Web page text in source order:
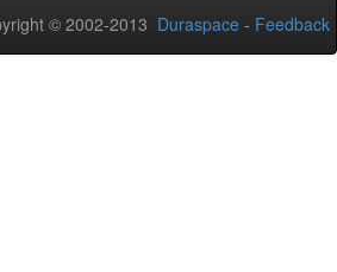
© 2002-2013 Duraspace - Feedback